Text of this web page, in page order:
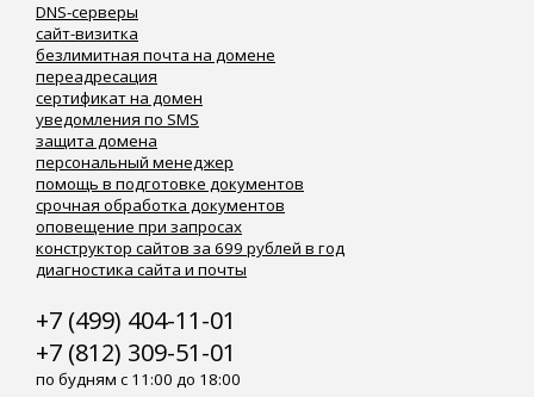
DNS-серверы
сайт-визитка
безлимитная почта на домене
переадресация
сертификат на домен
уведомления по SMS
защита домена
персональный менеджер
помощь в подготовке документов
срочная обработка документов
оповещение при запросах
конструктор сайтов за 699 рублей в год
диагностика сайта и почты
+7 (499) 404-11-01
+7 (812) 309-51-01
по будням с 11:00 до 18:00